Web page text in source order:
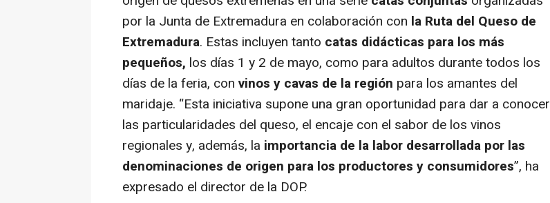
por la Junta de Extremadura en colaboración con la Ruta del Queso de
Extremadura. Estas incluyen tanto catas didácticas para los más
pequeños, los días 1 y 2 de mayo, como para adultos durante todos los
días de la feria, con vinos y cavas de la región para los amantes del
maridaje. “Esta iniciativa supone una gran oportunidad para dar a conocer
las particularidades del queso, el encaje con el sabor de los vinos
regionales y, además, la importancia de la labor desarrollada por las
denominaciones de origen para los productores y consumidores”, ha
expresado el director de la DOP.